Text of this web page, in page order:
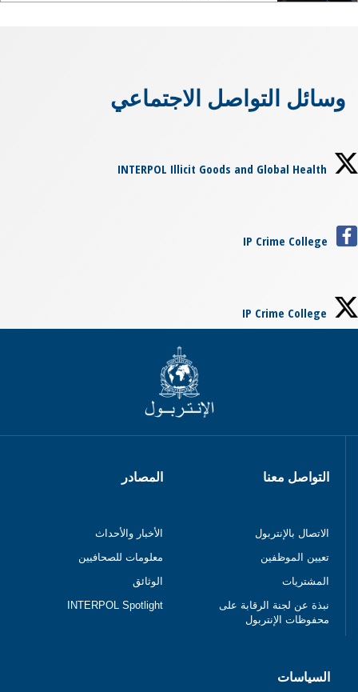
وسائل التواصل الاجتماعي
INTERPOL Illicit Goods and Global Health
IP Crime College
IP Crime College
التواصل معنا
الاتصال بالإنتربول
تعيين الموظفين
المشتريات
نبذة عن لجنة الرقابة على
محفوظات الإنتربول
المصادر
الأخبار والأحداث
معلومات للصحافيين
الوثائق
INTERPOL Spotlight
السياسات